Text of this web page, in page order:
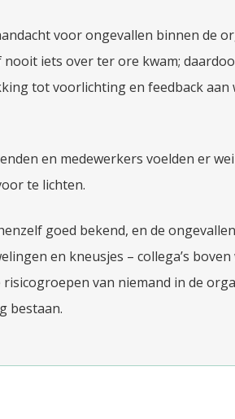
voor ongevallen binnen de
nooit iets over ter ore kwam;
tot voorlichting en feedback
en medewerkers voelden er
te lichten.
goed bekend, en de
en kneusjes – collega’s
risicogroepen van niemand in de
bestaan.